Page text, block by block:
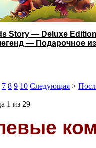
Story — Deluxe
— Подарочное
7 8 9 10 Следующая >
1 из 29